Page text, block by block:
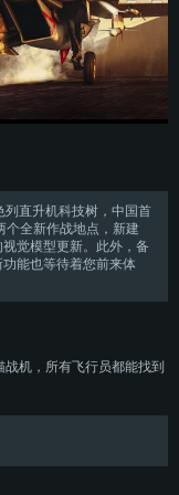
列直升机科技树，中国首
个全新作战地点，新建
觉模型更新。此外，备
能也等待着您前来体
机，所有飞行员都能找到